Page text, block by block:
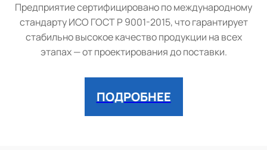
Предприятие сертифицировано по международному
стандарту ИСО ГОСТ Р 9001-2015, что гарантирует
стабильно высокое качество продукции на всех
этапах — от проектирования до поставки.
ПОДРОБНЕЕ